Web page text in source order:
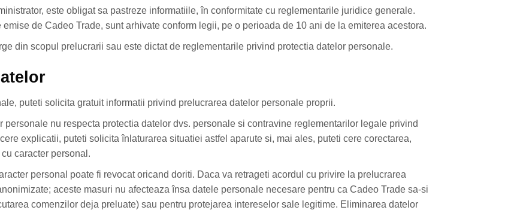
este obligat sa pastreze informatiile, în conformitate cu reglementarile juridice generale.
de Cadeo Trade, sunt arhivate conform legii, pe o perioada de 10 ani de la emiterea acestora.
din scopul prelucrarii sau este dictat de reglementarile privind protectia datelor personale.
puteti solicita gratuit informatii privind prelucrarea datelor personale proprii.
personale nu respecta protectia datelor dvs. personale si contravine reglementarilor legale privind
explicatii, puteti solicita înlaturarea situatiei astfel aparute si, mai ales, puteti cere corectarea,
caracter personal.
personal poate fi revocat oricand doriti. Daca va retrageti acordul cu privire la prelucrarea
aceste masuri nu afecteaza însa datele personale necesare pentru ca Cadeo Trade sa-si
comenzilor deja preluate) sau pentru protejarea intereselor sale legitime. Eliminarea datelor